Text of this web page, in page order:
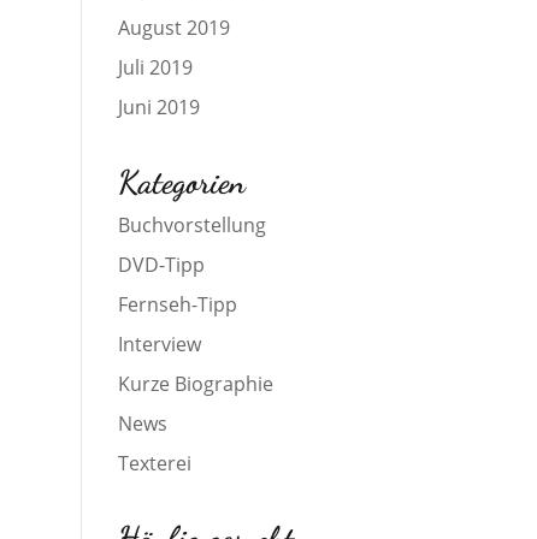
August 2019
Juli 2019
Juni 2019
Kategorien
Buchvorstellung
DVD-Tipp
Fernseh-Tipp
Interview
Kurze Biographie
News
Texterei